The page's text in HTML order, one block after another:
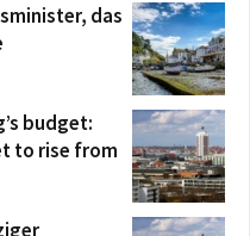
das
budget:
to rise from